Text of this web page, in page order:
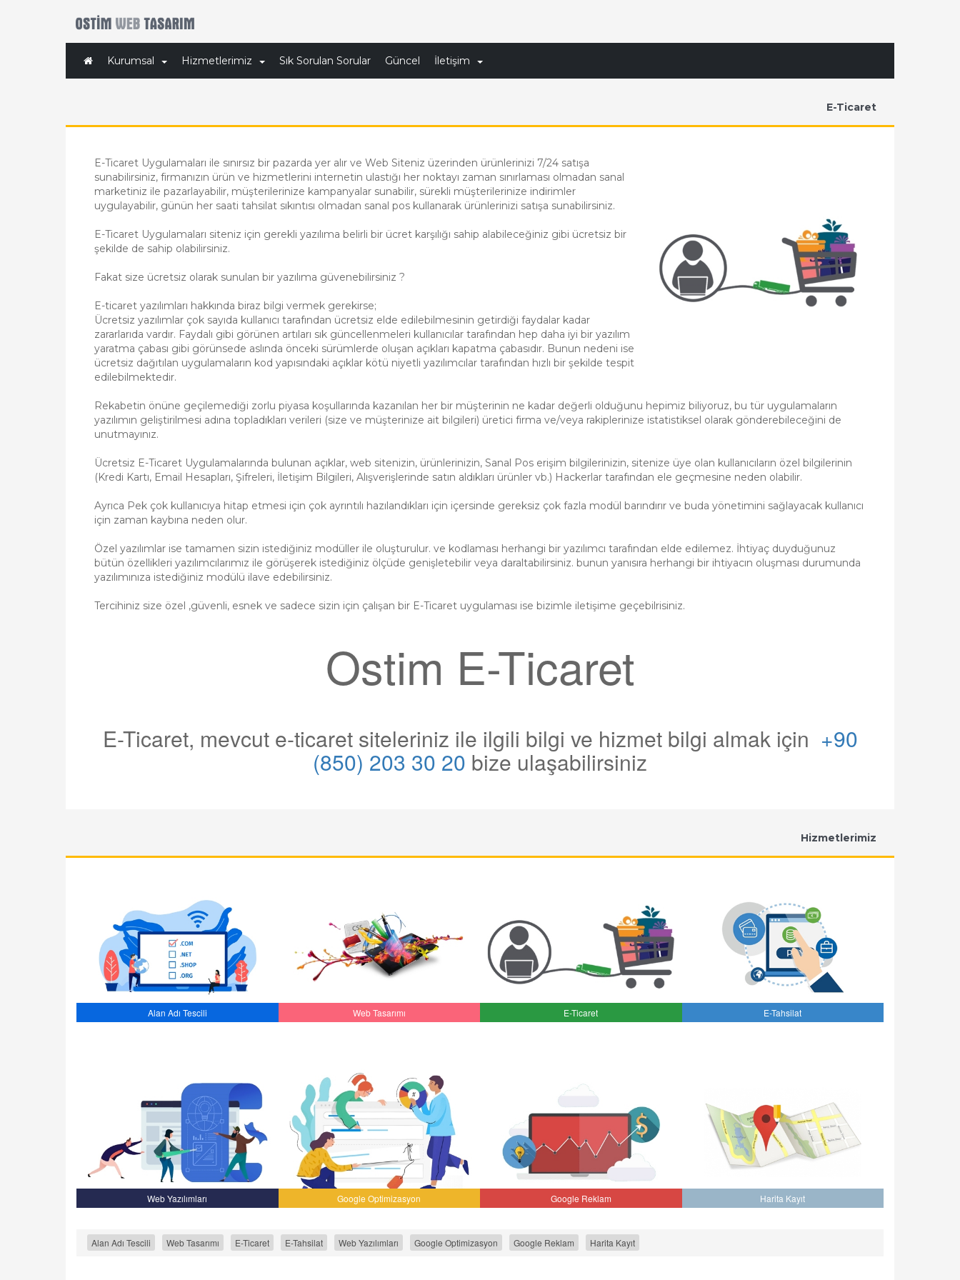
Kurumsal Hizmetlerimiz Sık Sorulan Sorular Güncel İletişim
E-Ticaret
E-Ticaret Uygulamaları ile sınırsız bir pazarda yer alır ve Web Siteniz üzerinden ürünlerinizi 7/24 satışa
sunabilirsiniz, firmanızın ürün ve hizmetlerini internetin ulastığı her noktayı zaman sınırlaması olmadan sanal
marketiniz ile pazarlayabilir, müşterilerinize kampanyalar sunabilir, sürekli müşterilerinize indirimler
uygulayabilir, günün her saati tahsilat sıkıntısı olmadan sanal pos kullanarak ürünlerinizi satışa sunabilirsiniz.
E-Ticaret Uygulamaları siteniz için gerekli yazılıma belirli bir ücret karşılığı sahip alabileceğiniz gibi ücretsiz bir
şekilde de sahip olabilirsiniz.
Fakat size ücretsiz olarak sunulan bir yazılıma güvenebilirsiniz ?
E-ticaret yazılımları hakkında biraz bilgi vermek gerekirse;
Ücretsiz yazılımlar çok sayıda kullanıcı tarafından ücretsiz elde edilebilmesinin getirdiği faydalar kadar
zararlarıda vardır. Faydalı gibi görünen artıları sık güncellenmeleri kullanıcılar tarafından hep daha iyi bir yazılım
yaratma çabası gibi görünsede aslında önceki sürümlerde oluşan açıkları kapatma çabasıdır. Bunun nedeni ise
ücretsiz dağıtılan uygulamaların kod yapısındaki açıklar kötü niyetli yazılımcılar tarafından hızlı bir şekilde tespit
edilebilmektedir.
Rekabetin önüne geçilemediği zorlu piyasa koşullarında kazanılan her bir müşterinin ne kadar değerli olduğunu hepimiz biliyoruz, bu tür uygulamaların
yazılımın geliştirilmesi adına topladıkları verileri (size ve müşterinize ait bilgileri) üretici firma ve/veya rakiplerinize istatistiksel olarak gönderebileceğini de
unutmayınız.
Ücretsiz E-Ticaret Uygulamalarında bulunan açıklar, web sitenizin, ürünlerinizin, Sanal Pos erişim bilgilerinizin, sitenize üye olan kullanıcıların özel bilgilerinin
(Kredi Kartı, Email Hesapları, Şifreleri, İletişim Bilgileri, Alışverişlerinde satın aldıkları ürünler vb.) Hackerlar tarafından ele geçmesine neden olabilir.
Ayrıca Pek çok kullanıcıya hitap etmesi için çok ayrıntılı hazılandıkları için içersinde gereksiz çok fazla modül barındırır ve buda yönetimini sağlayacak kullanıcı
için zaman kaybına neden olur.
Özel yazılımlar ise tamamen sizin istediğiniz modüller ile oluşturulur. ve kodlaması herhangi bir yazılımcı tarafından elde edilemez. İhtiyaç duyduğunuz
bütün özellikleri yazılımcılarımız ile görüşerek istediğiniz ölçüde genişletebilir veya daraltabilirsiniz. bunun yanısıra herhangi bir ihtiyacın oluşması durumunda
yazılımınıza istediğiniz modülü ilave edebilirsiniz.
Tercihiniz size özel ,güvenli, esnek ve sadece sizin için çalışan bir E-Ticaret uygulaması ise bizimle iletişime geçebilrisiniz.
Ostim E-Ticaret
E-Ticaret, mevcut e-ticaret siteleriniz ile ilgili bilgi ve hizmet bilgi almak için +90
(850) 203 30 20 bize ulaşabilirsiniz
Hizmetlerimiz
Alan Adı Tescili Web Tasarımı E-Ticaret E-Tahsilat
Web Yazılımları Google Optimizasyon Google Reklam Harita Kayıt
Alan Adı Tescili Web Tasarımı E-Ticaret E-Tahsilat Web Yazılımları Google Optimizasyon Google Reklam Harita Kayıt